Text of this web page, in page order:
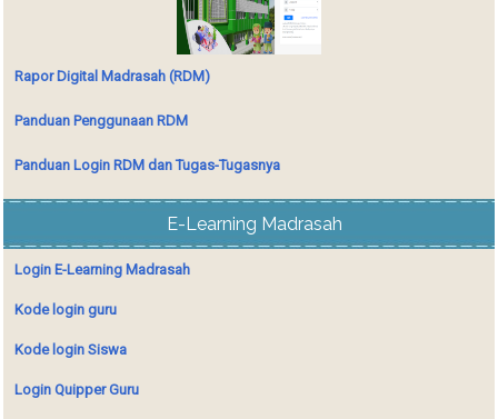
Rapor Digital Madrasah (RDM)
Panduan Penggunaan RDM
Panduan Login RDM dan Tugas-Tugasnya
E-Learning Madrasah
Login E-Learning Madrasah
Kode login guru
Kode login Siswa
Login Quipper Guru